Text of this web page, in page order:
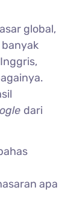
global,
dari
apa